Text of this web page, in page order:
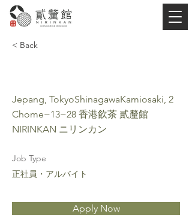
< Back
Jepang, TokyoShinagawaKamiosaki, 2
Chome−13−28 香港飲茶 貳釐館
NIRINKAN ニリンカン
Job Type
正社員・アルバイト
Apply Now